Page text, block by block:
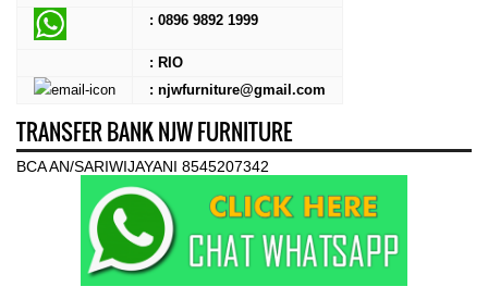
: 0896 9892 1999
: RIO
: njwfurniture@gmail.com
TRANSFER BANK NJW FURNITURE
BCA AN/SARIWIJAYANI 8545207342